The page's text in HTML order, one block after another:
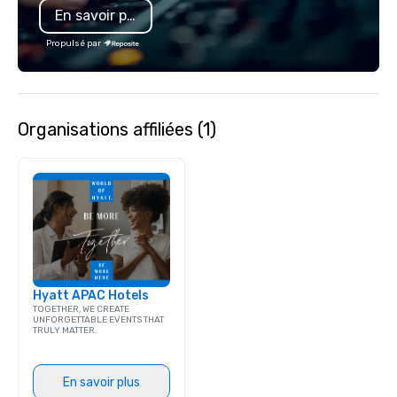
engaging information
En savoir plus
Propulsé par
Organisations affiliées (1)
Hyatt APAC Hotels
TOGETHER, WE CREATE
UNFORGETTABLE EVENTS THAT
TRULY MATTER.
En savoir plus